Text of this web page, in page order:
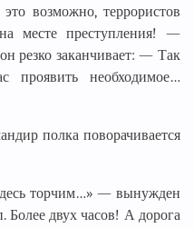
возможно, террористов
месте преступления! —
резко заканчивает: — Так
проявить необходимое…
полка поворачивается
торчим…» — вынужден
Более двух часов! А дорога